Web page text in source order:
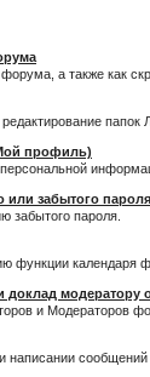
форума, а также как
профиль)
персональной
или забытого пароля
забытого пароля.
функции календаря
доклад модератору
и Модераторов
написании сообщений